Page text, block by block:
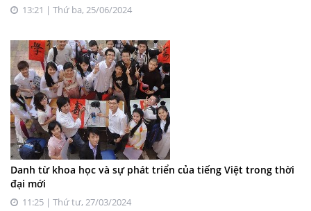
13:21 | Thứ ba, 25/06/2024
Danh từ khoa học và sự phát triển của tiếng Việt trong thời
đại mới
11:25 | Thứ tư, 27/03/2024